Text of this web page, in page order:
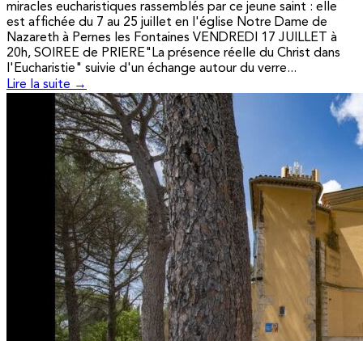
miracles eucharistiques rassemblés par ce jeune saint : elle
est affichée du 7 au 25 juillet en l'église Notre Dame de
Nazareth à Pernes les Fontaines VENDREDI 17 JUILLET à
20h, SOIREE de PRIERE"La présence réelle du Christ dans
l'Eucharistie" suivie d'un échange autour du verre...
Lire la suite →